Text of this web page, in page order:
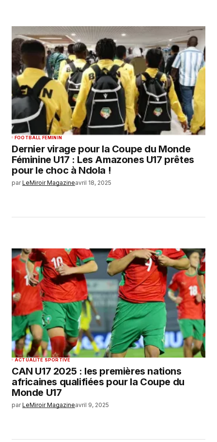
FOOTBALL FEMININ
Dernier virage pour la Coupe du Monde
Féminine U17 : Les Amazones U17 prêtes
pour le choc à Ndola !
par LeMiroir Magazineavril 18, 2025
ACTUALITÉ SPORTIVE
CAN U17 2025 : les premières nations
africaines qualifiées pour la Coupe du
Monde U17
par LeMiroir Magazineavril 9, 2025